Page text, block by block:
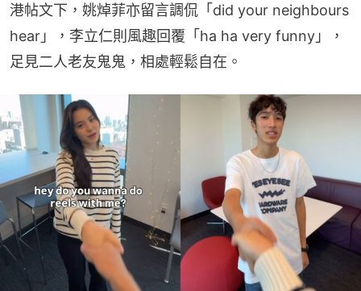
港帖文下，姚焯菲亦留言調侃「did your neighbours
hear」，李立仁則風趣回覆「ha ha very funny」，
足見二人老友鬼鬼，相處輕鬆自在。